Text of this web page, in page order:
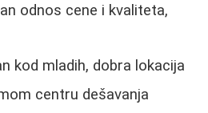
odnos cene i kvaliteta,
kod mladih, dobra lokacija
centru dešavanja